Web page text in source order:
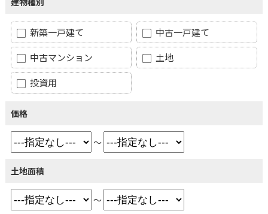
新築一戸建て
中古一戸建て
中古マンション
土地
投資用
価格
～
土地面積
～